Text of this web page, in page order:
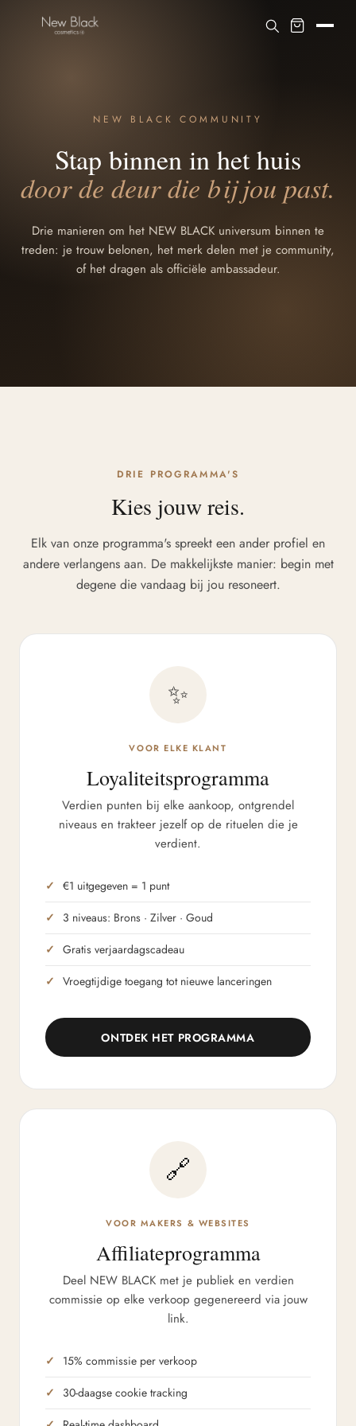
NEW BLACK COMMUNITY
Stap binnen in het huis
door de deur die bij jou past.
Drie manieren om het NEW BLACK universum binnen te
treden: je trouw belonen, het merk delen met je community,
of het dragen als officiële ambassadeur.
DRIE PROGRAMMA'S
Kies jouw reis.
Elk van onze programma's spreekt een ander profiel en
andere verlangens aan. De makkelijkste manier: begin met
degene die vandaag bij jou resoneert.
✨
VOOR ELKE KLANT
Loyaliteitsprogramma
Verdien punten bij elke aankoop, ontgrendel
niveaus en trakteer jezelf op de rituelen die je
verdient.
€1 uitgegeven = 1 punt
3 niveaus: Brons · Zilver · Goud
Gratis verjaardagscadeau
Vroegtijdige toegang tot nieuwe lanceringen
ONTDEK HET PROGRAMMA
🔗
VOOR MAKERS & WEBSITES
Affiliateprogramma
Deel NEW BLACK met je publiek en verdien
commissie op elke verkoop gegenereerd via jouw
link.
15% commissie per verkoop
30-daagse cookie tracking